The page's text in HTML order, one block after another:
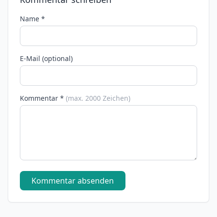
Name *
E-Mail (optional)
Kommentar * (max. 2000 Zeichen)
Kommentar absenden